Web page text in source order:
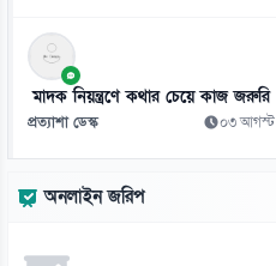
মাদক নিয়ন্ত্রণে কথার চেয়ে কাজ জরুরি
প্রত্যাশা ডেস্ক ০৩ আগস্ট
অনলাইন জরিপ